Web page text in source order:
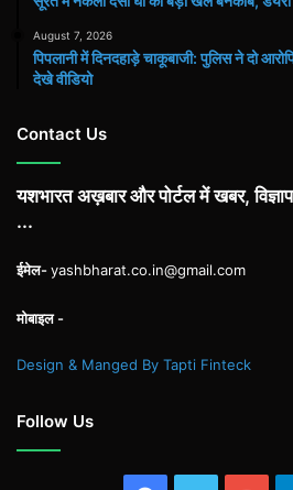
August 7, 2026
पिपलानी में दिनदहाड़े चाकूबाजी: पुलिस ने दो
देखे वीडियो
Contact Us
यशभारत अख़बार और पोर्टल में खबर,
...
ईमेल-yashbharat.co.in@gmail.com
मोबाइल -
Design & Manged By Tapti Finteck
Follow Us